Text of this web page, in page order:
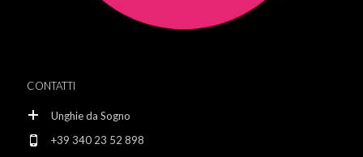
CONTATTI
Unghie da Sogno
+39 340 23 52 898